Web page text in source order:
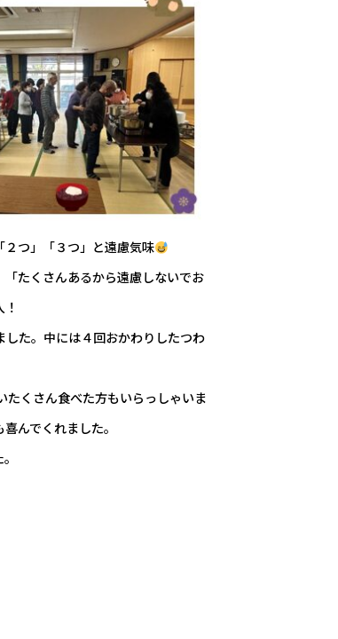
つ」「３つ」と遠慮気味
たくさんあるから遠慮しないでお
た。中には４回おかわりしたつわ
たくさん食べた方もいらっしゃいま
んでくれました。